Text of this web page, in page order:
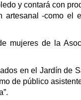
y contará con
artesanal -como el
mujeres de la
en el Jardín de
de público